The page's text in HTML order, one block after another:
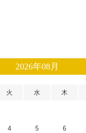
2026年08月
火 水 木
4 5 6